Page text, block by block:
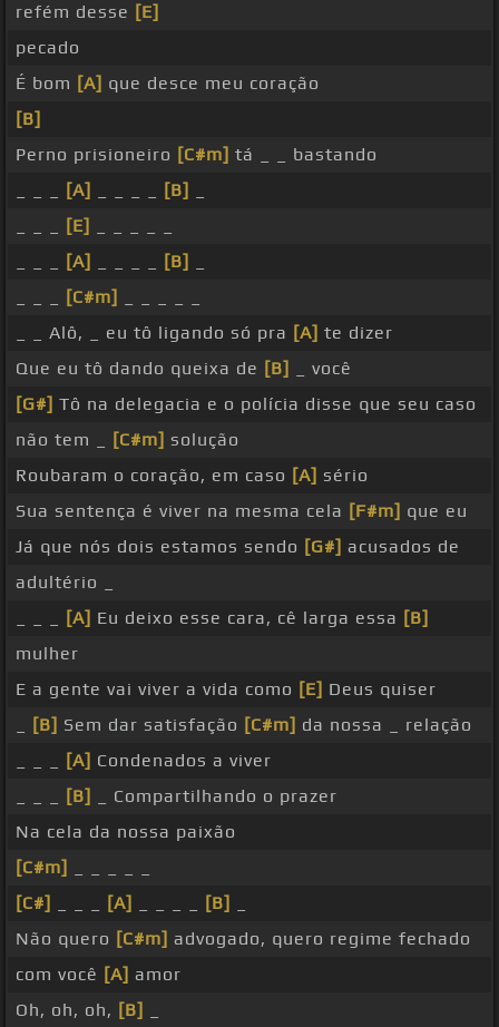
refém desse [E]
pecado
É bom [A] que desce meu coração
[B]
Perno prisioneiro [C#m] tá _ _ bastando
[A] [B]
[E]
[A] [B]
[C#m]
_ _ Alô, _ eu tô ligando só pra [A] te dizer
Que eu tô dando queixa de [B]
_ você
[G#] Tô na delegacia e o polícia disse que seu caso
não tem _
[C#m] solução
Roubaram o coração, em caso [A] sério
Sua sentença é viver na mesma cela [F#m] que eu
Já que nós dois estamos sendo [G#] acusados de
adultério _
[A] Eu deixo esse cara, cê larga essa [B]
mulher
E a gente vai viver a vida como [E] Deus quiser
[B] Sem dar satisfação [C#m] da nossa _ relação
[A] Condenados a viver
[B]
_ Compartilhando o prazer
Na cela da nossa paixão
[C#m]
[C#]
[A] [B]
Não quero [C#m] advogado, quero regime fechado
com você [A] amor
Oh, oh, oh, [B]